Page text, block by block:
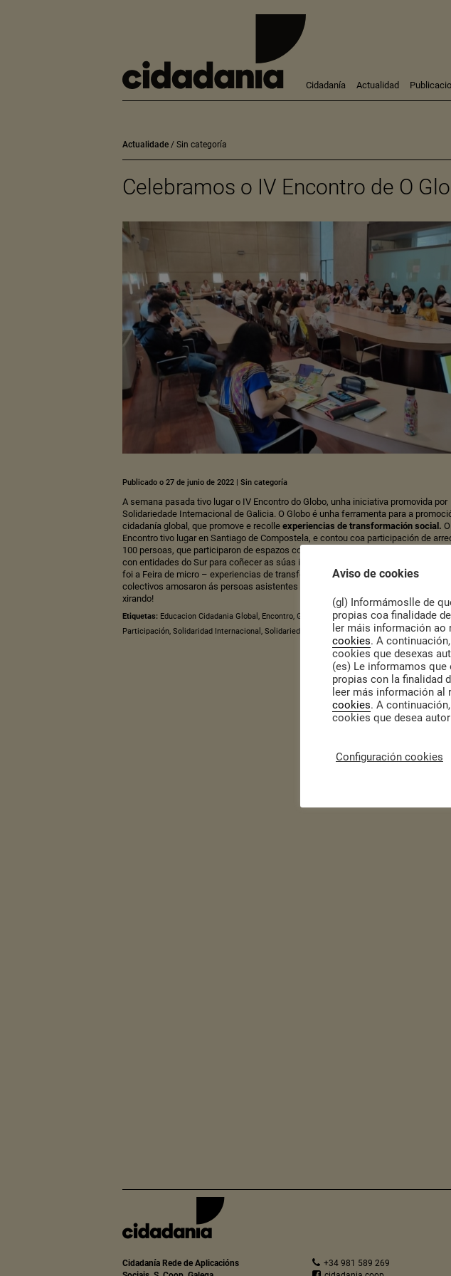
Cidadanía Actualidad
Actualidade Sin categoría
Celebramos o IV Encontro de O
Publicado o 27 de junio de 2022 | Sin categoría
A semana pasada tivo lugar o IV Encontro do Globo, unha iniciativa promovida por
Solidariedade Internacional de Galicia. O Globo é unha ferramenta para a
cidadanía global, que promove e recolle experiencias de transformación social . O
Encontro tivo lugar en Santiago de Compostela, e contou coa participación de
100 persoas, que participaron de espazos comúns, obradoiros creativos, e
con entidades do Sur para coñecer as súas iniciativas. O momento principal do
foi a Feira de micro – experiencias de transformación social, onde as escolas e os
colectivos amosaron ás persoas asistentes as súas iniciativas. O Globo continúa
xirando!
Etiquetas: Educacion Cidadania Global , Encontro, Galicia Microexperiencias transformación
Participación, Solidaridad Internacional , Solidariedade Internacional Galicia
Cidadanía Rede de Aplicacións
+34 981 589 269
Aviso de cookies
(gl) Informámoslle de
propias coa finalidade
ler máis información ao
cookies. A
cookies que desexas
(es) Le informamos
propias con la finalidad
leer más información al
cookies. A
cookies que desea
Configuración cookies